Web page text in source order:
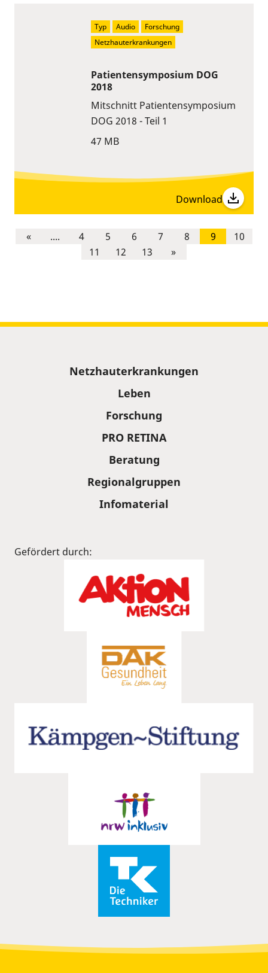
Patientensymposium DOG
2018
Mitschnitt Patientensymposium
DOG 2018 - Teil 1
47 MB
Typ Audio
Forschung
Netzhauterkrankungen
Download
« .... 4 5 6 7 8 9
10
11
12 13 »
Netzhauterkrankungen
Leben
Forschung
PRO RETINA
Beratung
Regionalgruppen
Infomaterial
Gefördert durch: